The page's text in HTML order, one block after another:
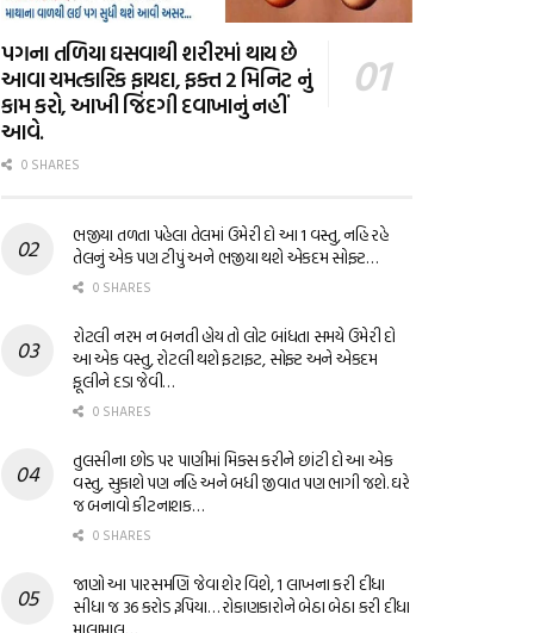
પગના તળિયા ઘસવાથી શરીરમાં થાય છે
આવા ચમત્કારિક ફાયદા, ફક્ત 2 મિનિટ નું
કામ કરો, આખી જિંદગી દવાખાનું નહીં
આવે.
0 SHARES
ભજીયા તળતા પહેલા તેલમાં ઉમેરી દો આ 1 વસ્તુ, નહિ રહે
તેલનું એક પણ ટીપું અને ભજીયા થશે એકદમ સોફ્ટ…
0 SHARES
રોટલી નરમ ન બનતી હોય તો લોટ બાંધતા સમયે ઉમેરી દો
આ એક વસ્તુ, રોટલી થશે ફટાફટ, સોફ્ટ અને એકદમ
ફૂલીને દડા જેવી…
0 SHARES
તુલસીના છોડ પર પાણીમાં મિક્સ કરીને છાંટી દો આ એક
વસ્તુ, સુકાશે પણ નહિ અને બધી જીવાત પણ ભાગી જશે. ઘરે
જ બનાવો કીટનાશક…
0 SHARES
જાણો આ પારસમણિ જેવા શેર વિશે, 1 લાખના કરી દીધા
સીધા જ 36 કરોડ રૂપિયા… રોકાણકારોને બેઠા બેઠા કરી દીધા